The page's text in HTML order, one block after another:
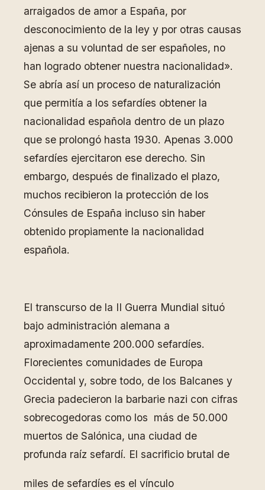
arraigados de amor a España, por
desconocimiento de la ley y por otras causas
ajenas a su voluntad de ser españoles, no
han logrado obtener nuestra nacionalidad».
Se abría así un proceso de naturalización
que permitía a los sefardíes obtener la
nacionalidad española dentro de un plazo
que se prolongó hasta 1930. Apenas 3.000
sefardíes ejercitaron ese derecho. Sin
embargo, después de finalizado el plazo,
muchos recibieron la protección de los
Cónsules de España incluso sin haber
obtenido propiamente la nacionalidad
española.
El transcurso de la II Guerra Mundial situó
bajo administración alemana a
aproximadamente 200.000 sefardíes.
Florecientes comunidades de Europa
Occidental y, sobre todo, de los Balcanes y
Grecia padecieron la barbarie nazi con cifras
sobrecogedoras como los más de 50.000
muertos de Salónica, una ciudad de
profunda raíz sefardí. El sacrificio brutal de
miles de sefardíes es el vínculo